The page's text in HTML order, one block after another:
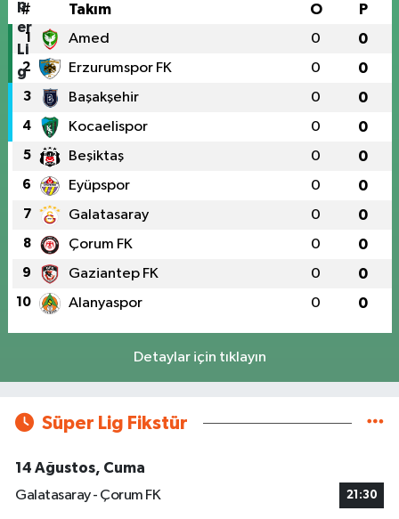
# Takım O P
1 Amed 0 0
2 Erzurumspor FK 0 0
3 Başakşehir 0 0
4 Kocaelispor 0 0
5 Beşiktaş 0 0
6 Eyüpspor 0 0
7 Galatasaray 0 0
8 Çorum FK 0 0
9 Gaziantep FK 0 0
10 Alanyaspor 0 0
Detaylar için tıklayın
Süper Lig Fikstür
14 Ağustos, Cuma
Galatasaray - Çorum FK
21:30